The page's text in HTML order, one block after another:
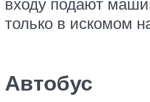
только в искомом
Автобус